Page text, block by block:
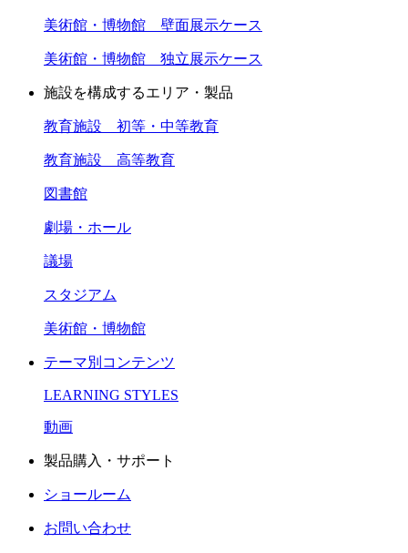
美術館・博物館 壁面展示ケース
美術館・博物館 独立展示ケース
施設を構成するエリア・製品
教育施設 初等・中等教育
教育施設 高等教育
図書館
劇場・ホール
議場
スタジアム
美術館・博物館
テーマ別コンテンツ
LEARNING STYLES
動画
製品購入・サポート
ショールーム
お問い合わせ